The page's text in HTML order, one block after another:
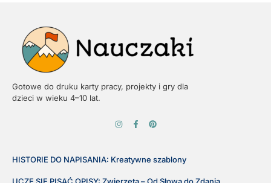
Gotowe do druku karty pracy, projekty i gry dla
dzieci w wieku 4–10 lat.
HISTORIE DO NAPISANIA: Kreatywne szablony